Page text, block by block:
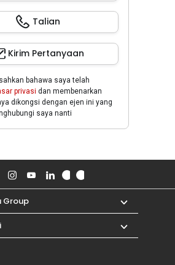
Talian
Kirim Pertanyaan
bahawa saya telah
privasi dan membenarkan
dikongsi dengan ejen ini yang
saya nanti
Group